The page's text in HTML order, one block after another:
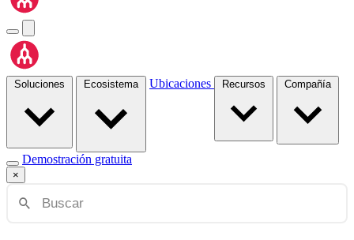
Ecosistema Ubicaciones Compañía
Demostración gratuita
×